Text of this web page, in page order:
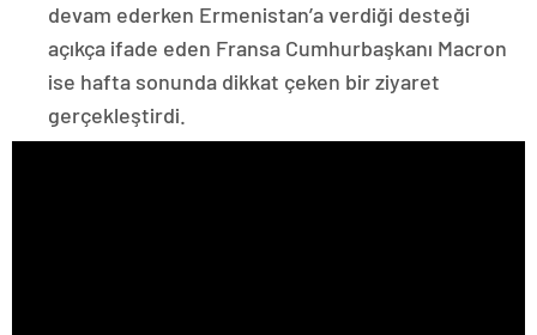
devam ederken Ermenistan’a verdiği desteği
açıkça ifade eden Fransa Cumhurbaşkanı Macron
ise hafta sonunda dikkat çeken bir ziyaret
gerçekleştirdi.